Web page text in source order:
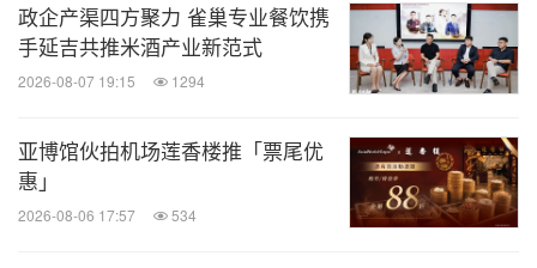
政企产渠四方聚力 雀巢专业餐饮携
手延吉共推米酒产业新范式
2026-08-07 19:15 1294
亚博馆伙拍机场莲香楼推「票尾优
惠」
2026-08-06 17:57 534